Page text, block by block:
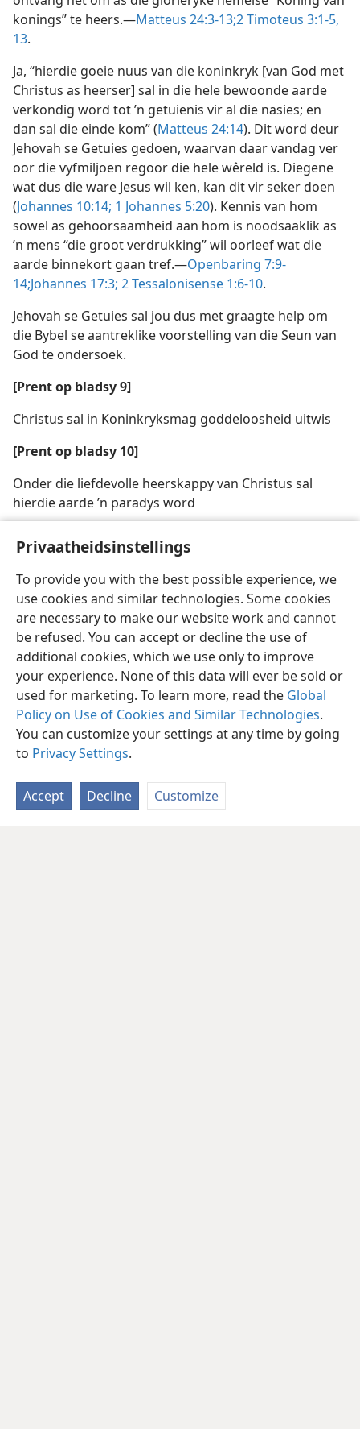
Privaatheidsinstellings
To provide you with the best possible experience, we
use cookies and similar technologies. Some cookies
are necessary to make our website work and cannot
be refused. You can accept or decline the use of
additional cookies, which we use only to improve
your experience. None of this data will ever be sold or
used for marketing. To learn more, read the Global
Policy on Use of Cookies and Similar Technologies.
You can customize your settings at any time by going
to Privacy Settings.
Accept Decline Customize
konings” te heers.—Matteus 24:3-13;2 Timoteus 3:1-5,
13.
Ja, “hierdie goeie nuus van die koninkryk [van God met
Christus as heerser] sal in die hele bewoonde aarde
verkondig word tot ’n getuienis vir al die nasies; en
dan sal die einde kom” (Matteus 24:14). Dit word deur
Jehovah se Getuies gedoen, waarvan daar vandag ver
oor die vyfmiljoen regoor die hele wêreld is. Diegene
wat dus die ware Jesus wil ken, kan dit vir seker doen
(Johannes 10:14; 1 Johannes 5:20). Kennis van hom
sowel as gehoorsaamheid aan hom is noodsaaklik as
’n mens “die groot verdrukking” wil oorleef wat die
aarde binnekort gaan tref.—Openbaring 7:9-
14;Johannes 17:3; 2 Tessalonisense 1:6-10.
Jehovah se Getuies sal jou dus met graagte help om
die Bybel se aantreklike voorstelling van die Seun van
God te ondersoek.
[Prent op bladsy 9]
Christus sal in Koninkryksmag goddeloosheid uitwis
[Prent op bladsy 10]
Onder die liefdevolle heerskappy van Christus sal
hierdie aarde ’n paradys word